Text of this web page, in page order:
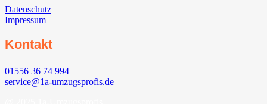
Datenschutz
Impressum
Kontakt
01556 36 74 994
service@1a-umzugsprofis.de